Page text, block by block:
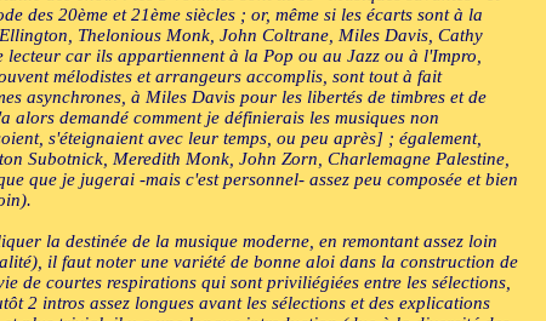
des 20ème et 21ème siècles ; or, même si les écarts sont à la
Thelonious Monk, John Coltrane, Miles Davis, Cathy
car ils appartiennent à la Pop ou au Jazz ou à l'Impro,
mélodistes et arrangeurs accomplis, sont tout à fait
asynchrones, à Miles Davis pour les libertés de timbres et de
demandé comment je définierais les musiques non
s'éteignaient avec leur temps, ou peu après] ; également,
Subotnick, Meredith Monk, John Zorn, Charlemagne Palestine,
que je jugerai -mais c'est personnel- assez peu composée et bien
la destinée de la musique moderne, en remontant assez loin
il faut noter une variété de bonne aloi dans la construction de
de courtes respirations qui sont priviliégiées entre les sélections,
2 intros assez longues avant les sélections et des explications